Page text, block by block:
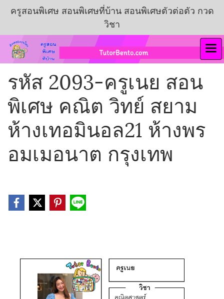
ครูสอนพิเศษ สอนพิเศษที่บ้าน สอนพิเศษตัวต่อตัว กวด
วิชา
รหัส 2093-ครูเนย สอน
พิเศษ คณิต วิทย์ สยาม
ห้างเทอมินอล21 ห้างพร
อมเมอนาต กรุงเทพ